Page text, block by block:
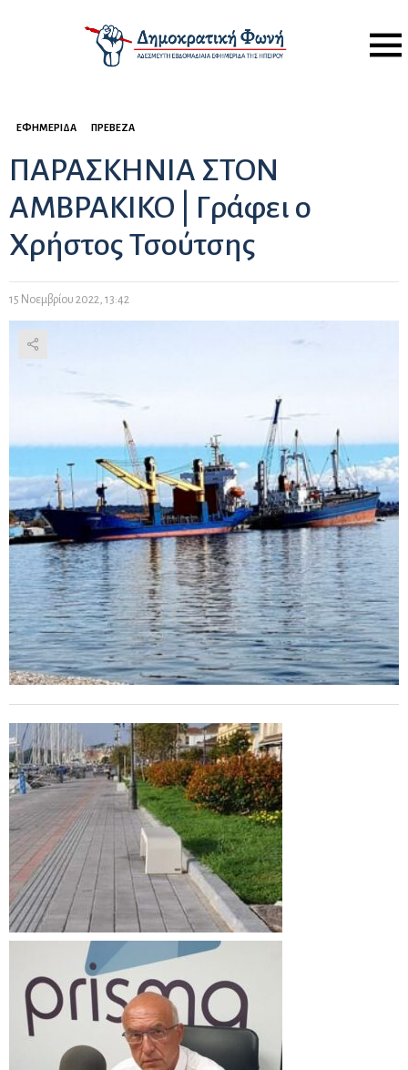
Menu
ΕΦΗΜΕΡΊΔΑ ΠΡΈΒΕΖΑ
ΠΑΡΑΣΚΗΝΙΑ ΣΤΟΝ
ΑΜΒΡΑΚΙΚΟ | Γράφει ο
Χρήστος Τσούτσης
15 Νοεμβρίου 2022, 13:42